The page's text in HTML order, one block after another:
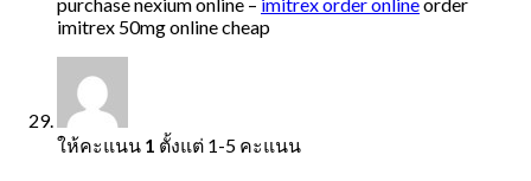
imitrex 50mg online cheap
ให้คะแนน 1 ตั้งแต่ 1-5 คะแนน